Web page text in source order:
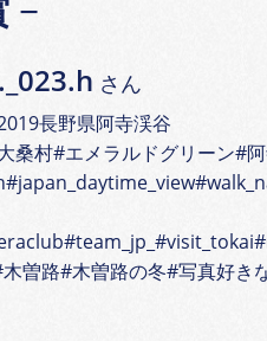
さん
長野県阿寺渓谷
桑村#エメラルドグリーン#
曽路#木曽路の冬#写真好き